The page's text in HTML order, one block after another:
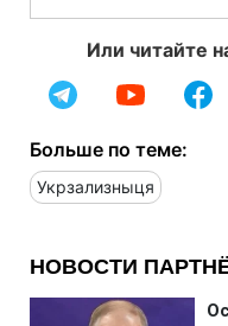
Или читайте
Больше по теме:
Укрзализныця